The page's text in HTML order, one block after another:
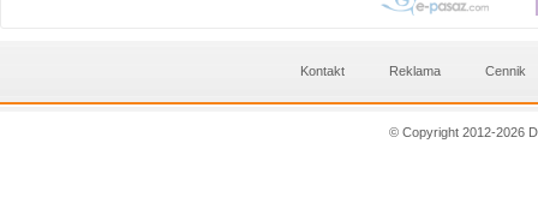
Kontakt Reklama Cennik
© Copyright 2012-2026